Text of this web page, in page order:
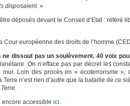
disposaient. »
déposés devant le Conseil d’Etat : référé
européenne des droits de l’homme
ne dissout pas un soulèvement. 40 voix
On n’efface pas par décret les
mur. Loin des procès en « écoterrorisme
n’est rien d’autre que la bataille de ce
encore accessible ici.